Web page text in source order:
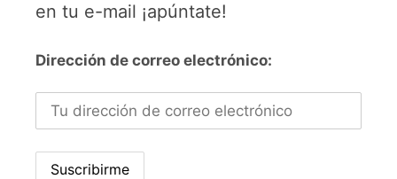
en tu e-mail ¡apúntate!
Dirección de correo electrónico: